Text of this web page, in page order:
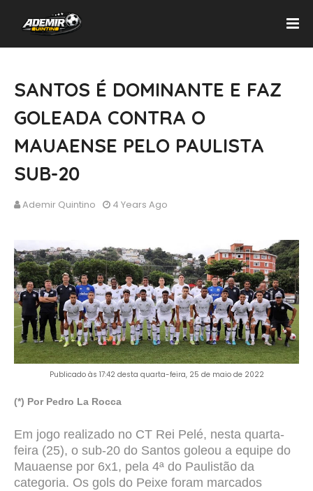
SANTOS É DOMINANTE E FAZ
GOLEADA CONTRA O
MAUAENSE PELO PAULISTA
SUB-20
Ademir Quintino 4 Years Ago
Publicado às 17:42 desta quarta-feira, 25 de maio de 2022
(*) Por Pedro La Rocca
Em jogo realizado no CT Rei Pelé, nesta quarta-
feira (25), o sub-20 do Santos goleou a equipe do
Mauaense por 6x1, pela 4ª do Paulistão da
categoria. Os gols do Peixe foram marcados